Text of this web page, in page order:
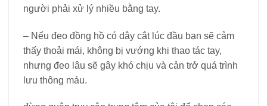
người phải xử lý nhiều bằng tay.
– Nếu đeo đồng hồ có dây cắt lúc đầu bạn sẽ cảm
thấy thoải mái, không bị vướng khi thao tác tay,
nhưng đeo lâu sẽ gây khó chịu và cản trở quá trình
lưu thông máu.